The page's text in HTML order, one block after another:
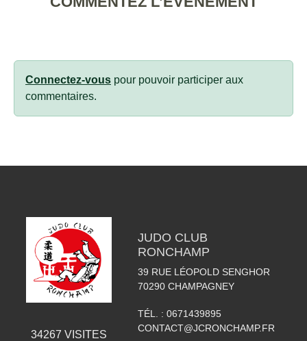
Connectez-vous pour pouvoir participer aux
commentaires.
34267 VISITES
JUDO CLUB
RONCHAMP
39 RUE LÉOPOLD SENGHOR
70290 CHAMPAGNEY
TÉL. : 0671439895
CONTACT@JCRONCHAMP.FR